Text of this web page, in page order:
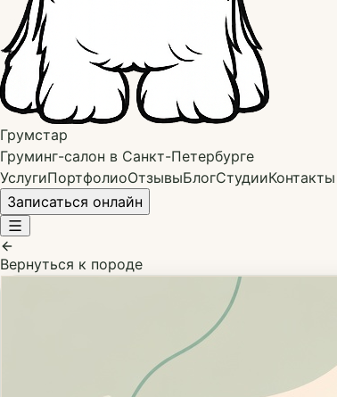
Грумстар
Груминг-салон в Санкт-Петербурге
УслугиПортфолиоОтзывыБлогСтудииКонтакты
Записаться онлайн
Вернуться к породе